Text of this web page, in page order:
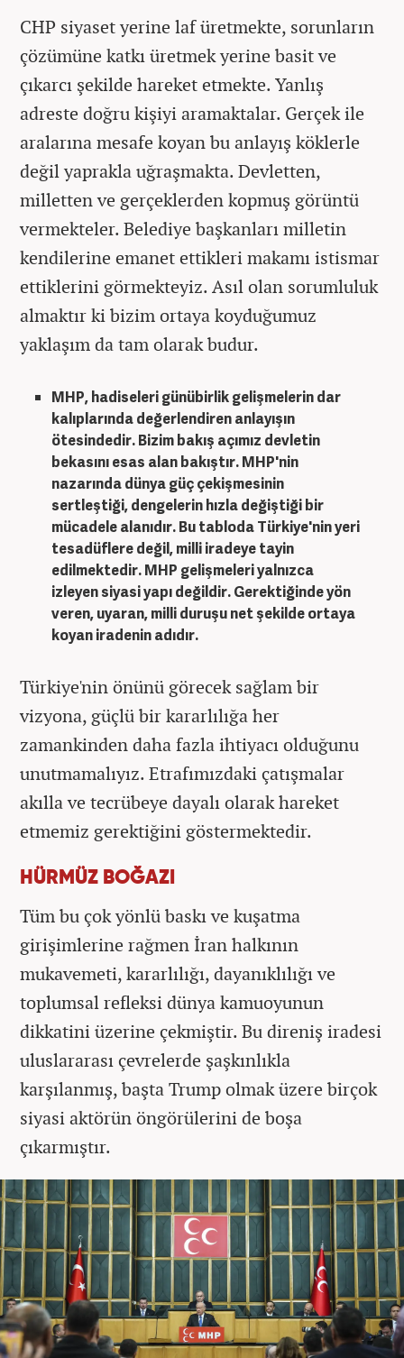
CHP siyaset yerine laf üretmekte, sorunların
çözümüne katkı üretmek yerine basit ve
çıkarcı şekilde hareket etmekte. Yanlış
adreste doğru kişiyi aramaktalar. Gerçek ile
aralarına mesafe koyan bu anlayış köklerle
değil yaprakla uğraşmakta. Devletten,
milletten ve gerçeklerden kopmuş görüntü
vermekteler. Belediye başkanları milletin
kendilerine emanet ettikleri makamı istismar
ettiklerini görmekteyiz. Asıl olan sorumluluk
almaktır ki bizim ortaya koyduğumuz
yaklaşım da tam olarak budur.
MHP, hadiseleri günübirlik gelişmelerin dar
kalıplarında değerlendiren anlayışın
ötesindedir. Bizim bakış açımız devletin
bekasını esas alan bakıştır. MHP'nin
nazarında dünya güç çekişmesinin
sertleştiği, dengelerin hızla değiştiği bir
mücadele alanıdır. Bu tabloda Türkiye'nin yeri
tesadüflere değil, milli iradeye tayin
edilmektedir. MHP gelişmeleri yalnızca
izleyen siyasi yapı değildir. Gerektiğinde yön
veren, uyaran, milli duruşu net şekilde ortaya
koyan iradenin adıdır.
Türkiye'nin önünü görecek sağlam bir
vizyona, güçlü bir kararlılığa her
zamankinden daha fazla ihtiyacı olduğunu
unutmamalıyız. Etrafımızdaki çatışmalar
akılla ve tecrübeye dayalı olarak hareket
etmemiz gerektiğini göstermektedir.
HÜRMÜZ BOĞAZI
Tüm bu çok yönlü baskı ve kuşatma
girişimlerine rağmen İran halkının
mukavemeti, kararlılığı, dayanıklılığı ve
toplumsal refleksi dünya kamuoyunun
dikkatini üzerine çekmiştir. Bu direniş iradesi
uluslararası çevrelerde şaşkınlıkla
karşılanmış, başta Trump olmak üzere birçok
siyasi aktörün öngörülerini de boşa
çıkarmıştır.